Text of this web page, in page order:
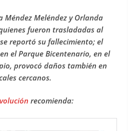
Méndez Meléndez y Orlanda
fueron trasladadas al
reportó su fallecimiento; el
el Parque Bicentenario, en el
provocó daños también en
cercanos.
recomienda: